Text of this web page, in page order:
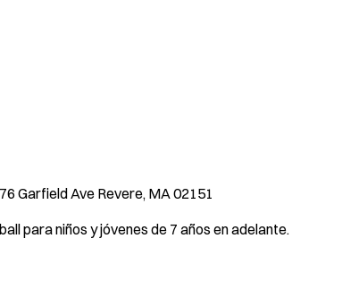
Garfield Ave Revere, MA 02151
para niños y jóvenes de 7 años en adelante.